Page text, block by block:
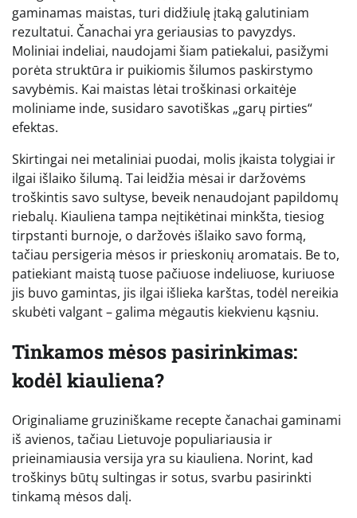
gaminamas maistas, turi didžiulę įtaką galutiniam
rezultatui. Čanachai yra geriausias to pavyzdys.
Moliniai indeliai, naudojami šiam patiekalui, pasižymi
porėta struktūra ir puikiomis šilumos paskirstymo
savybėmis. Kai maistas lėtai troškinasi orkaitėje
moliniame inde, susidaro savotiškas „garų pirties“
efektas.
Skirtingai nei metaliniai puodai, molis įkaista tolygiai ir
ilgai išlaiko šilumą. Tai leidžia mėsai ir daržovėms
troškintis savo sultyse, beveik nenaudojant papildomų
riebalų. Kiauliena tampa neįtikėtinai minkšta, tiesiog
tirpstanti burnoje, o daržovės išlaiko savo formą,
tačiau persigeria mėsos ir prieskonių aromatais. Be to,
patiekiant maistą tuose pačiuose indeliuose, kuriuose
jis buvo gamintas, jis ilgai išlieka karštas, todėl nereikia
skubėti valgant – galima mėgautis kiekvienu kąsniu.
Tinkamos mėsos pasirinkimas:
kodėl kiauliena?
Originaliame gruziniškame recepte čanachai gaminami
iš avienos, tačiau Lietuvoje populiariausia ir
prieinamiausia versija yra su kiauliena. Norint, kad
troškinys būtų sultingas ir sotus, svarbu pasirinkti
tinkamą mėsos dalį.